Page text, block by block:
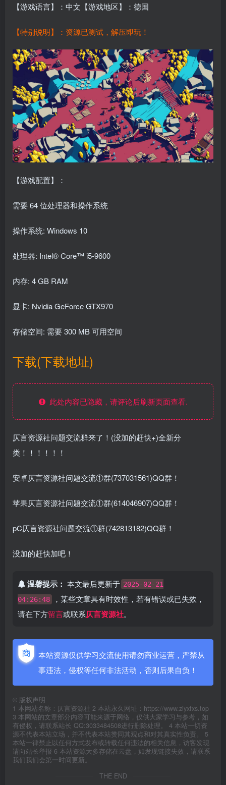
【游戏语言】：中文【游戏地区】：德国
【特别说明】：资源已测试，解压即玩！
【游戏配置】：
需要 64 位处理器和操作系统
操作系统: Windows 10
处理器: Intel® Core™ i5-9600
内存: 4 GB RAM
显卡: Nvidia GeForce GTX970
存储空间: 需要 300 MB 可用空间
下载(下载地址)
此处内容已隐藏，请评论后刷新页面查看.
仄言资源社问题交流群来了！(没加的赶快+)全新分
类！！！！！！
安卓仄言资源社问题交流①群(737031561)QQ群！
苹果仄言资源社问题交流①群(614046907)QQ群！
pC仄言资源社问题交流①群(742813182)QQ群！
没加的赶快加吧！
温馨提示： 本文最后更新于 2025-02-21
04:26:48
，某些文章具有时效性，若有错误或已失效，
请在下方留言或联系仄言资源社。
本站资源仅供学习交流使用请勿商业运营，严禁从
事违法，侵权等任何非法活动，否则后果自负！
© 版权声明
1 本网站名称：仄言资源社 2 本站永久网址：https://www.ziyxfxs.top
3 本网站的文章部分内容可能来源于网络，仅供大家学习与参考，如
有侵权，请联系站长 QQ:3033484508进行删除处理。 4 本站一切资
源不代表本站立场，并不代表本站赞同其观点和对其真实性负责。 5
本站一律禁止以任何方式发布或转载任何违法的相关信息，访客发现
请向站长举报 6 本站资源大多存储在云盘，如发现链接失效，请联系
我们我们会第一时间更新。
THE END